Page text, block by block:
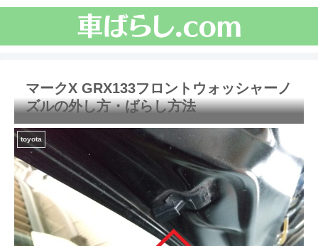
マークX GRX133フロントウォッシャーノ
ズルの外し方・ばらし方法
toyota